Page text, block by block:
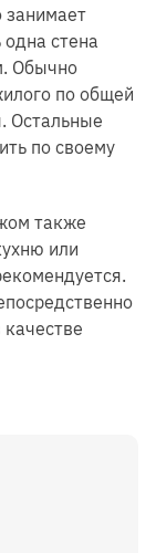
занимает
стена
Обычно
по общей
Остальные
по своему
также
или